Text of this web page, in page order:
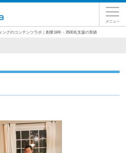
グのコンテンツラボ｜創業18年・3500名支援の実績